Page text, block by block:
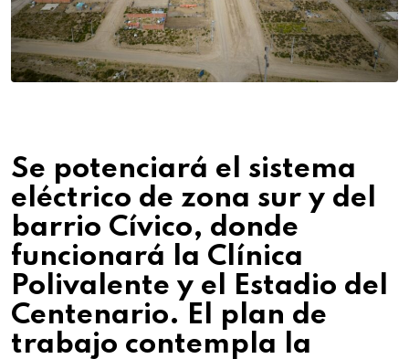
Se potenciará el sistema
eléctrico de zona sur y del
barrio Cívico, donde
funcionará la Clínica
Polivalente y el Estadio del
Centenario. El plan de
trabajo contempla la